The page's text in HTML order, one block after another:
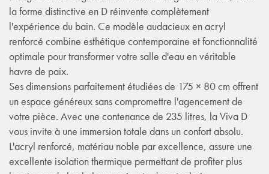
la forme distinctive en D réinvente complètement
l'expérience du bain. Ce modèle audacieux en acryl
renforcé combine esthétique contemporaine et fonctionnalité
optimale pour transformer votre salle d'eau en véritable
havre de paix.
Ses dimensions parfaitement étudiées de 175 × 80 cm offrent
un espace généreux sans compromettre l'agencement de
votre pièce. Avec une contenance de 235 litres, la Viva D
vous invite à une immersion totale dans un confort absolu.
L'acryl renforcé, matériau noble par excellence, assure une
excellente isolation thermique permettant de profiter plus